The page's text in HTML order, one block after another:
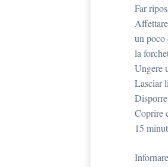
Far
un poco
la
Ungere
Lasciar
Coprire
15